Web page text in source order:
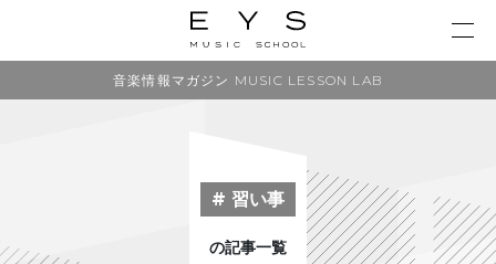
音楽情報マガジン MUSIC LESSON LAB
# 習い事
の記事一覧